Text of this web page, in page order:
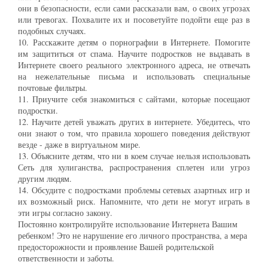
они в безопасности, если сами рассказали вам, о своих угрозах
или тревогах. Похвалите их и посоветуйте подойти еще раз в
подобных случаях.
10. Расскажите детям о порнографии в Интернете. Помогите
им защититься от спама. Научите подростков не выдавать в
Интернете своего реального электронного адреса, не отвечать
на нежелательные письма и использовать специальные
почтовые фильтры.
11. Приучите себя знакомиться с сайтами, которые посещают
подростки.
12. Научите детей уважать других в интернете. Убедитесь, что
они знают о том, что правила хорошего поведения действуют
везде - даже в виртуальном мире.
13. Объясните детям, что ни в коем случае нельзя использовать
Сеть для хулиганства, распространения сплетен или угроз
другим людям.
14. Обсудите с подростками проблемы сетевых азартных игр и
их возможный риск. Напомните, что дети не могут играть в
эти игры согласно закону.
Постоянно контролируйте использование Интернета Вашим
ребенком! Это не нарушение его личного пространства, а мера
предосторожности и проявление Вашей родительской
ответственности и заботы.